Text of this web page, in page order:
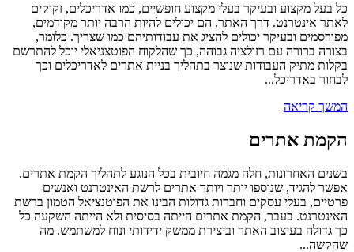
כל בעל מקצוע ובעיקר בעלי מקצוע חופשיים, כמו אדריכלים, זקוקים
לאתר אינטרנט. דרך האתר, הם יכולים להיות הרבה יותר מקודמים,
מפורסמים ובעיקר יכולים להציג את עבודותיהם כמו שצריך. כלומר,
בצורה ברורה עם רזולציה גבוהה, כך שהלקוח הפוטצניאלי יוכל להתרשם
בקלות מתיק העבודות שנוצר בתהליך בניית אתרים לאדריכלים וכך
לבחור באדריכל...
המשך קריאה
הקמת אתרים
בשנים האחרונות, חלה מגמה חיובית בכל הנוגע לתהליך הקמת אתרים.
אפשר להגיד, שנוספו יותר ויותר אתרים לרשת האינטרנט ואנשים
פרטיים, בעלי עסקים וחברות גדולות הבינו את הפוטנציאל הטמון ברשת
האינטרנט. בעבר, הקמת אתרים הייתה בסיסית ולא הייתה השקעה כל
כך גדולה בעיצוב האתר וביצירת ממשק ידידותי ונוח למשתמש. מה
שהקשה...